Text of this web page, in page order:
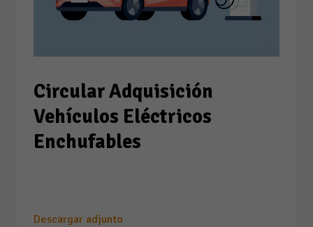
Circular Adquisición
Vehículos Eléctricos
Enchufables
Descargar adjunto